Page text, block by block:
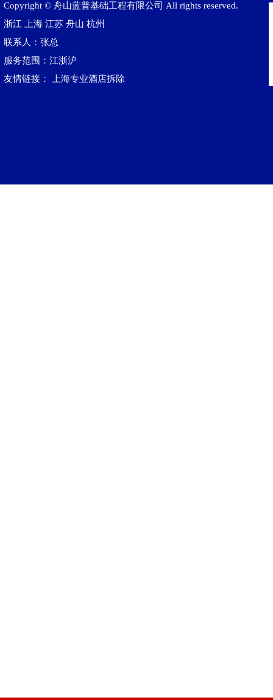
Copyright © 舟山蓝普基础工程有限公司 All rights reserved.
浙江
上海 江苏 舟山 杭州
联系人：张总
服务范围：江浙沪
友情链接：
上海专业酒店拆除